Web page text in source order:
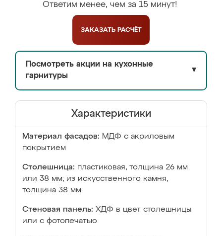
Ответим менее, чем за 15 минут!
ЗАКАЗАТЬ РАСЧЁТ
Посмотреть акции на кухонные
гарнитуры
▼
Характеристики
Материал фасадов: МДФ с акриловым
покрытием
Столешница: пластиковая, толщина 26 мм
или 38 мм; из искусственного камня,
толщина 38 мм
Стеновая панель: ХДФ в цвет столешницы
или с фотопечатью